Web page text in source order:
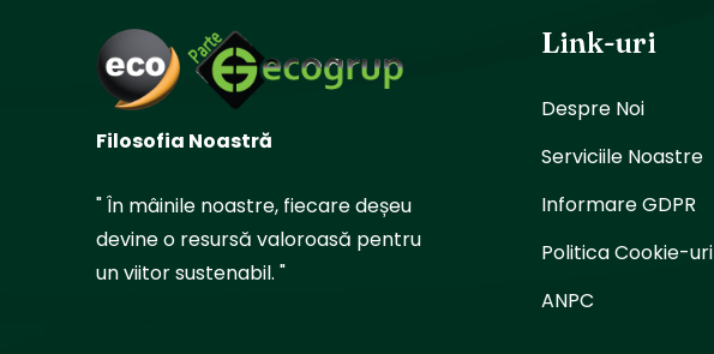
Filosofia Noastră
" În mâinile noastre, fiecare deșeu
devine o resursă valoroasă pentru
un viitor sustenabil. "
Link-uri
Despre Noi
Serviciile Noastre
Informare GDPR
Politica Cookie-uri
ANPC